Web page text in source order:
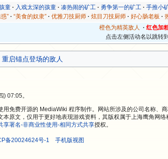
童 入戏太深的孩童 凑热闹的矿工 勇争第一的矿工 手推小
”
“美食的奴隶” 优雅刀技厨师 炫目刀技厨师 好心肠老板
橙色为精英敌人 · 红色加
点击左侧活动名以跳转
重启锚点登场的敌人
07:05。
免费开源的 MediaWiki 程序制作。网站所涉及的公司名称、
原文，仅用于更好地表现游戏资料，其版权属于上海鹰角网络
享署名-非商业性使用-相同方式共享授权。
备20024624号-1 手机版视图